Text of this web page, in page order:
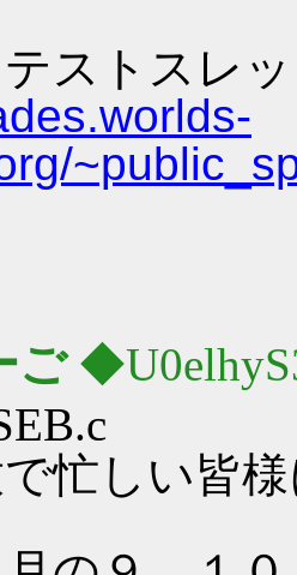
ストスレ
ご
で忙しい皆